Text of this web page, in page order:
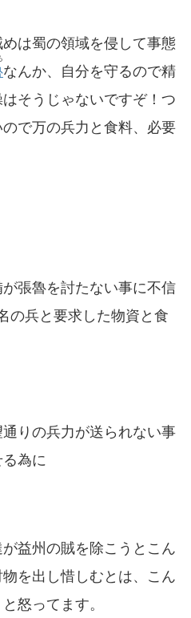
は蜀の領域を侵して事態
なんか、自分を守るので精
そうじゃないですぞ！つ
で万の兵力と食料、必要
張魯を討たない事に不信
の兵と要求した物資と食
通りの兵力が送られない事
為に
が益州の賊を除こうとこん
を出し惜しむとは、こん
怒ってます。